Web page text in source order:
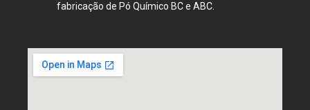
fabricação de Pó Químico BC e ABC.